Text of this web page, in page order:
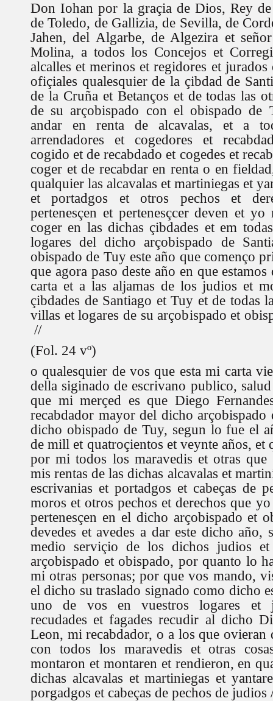
Don Iohan por la graçia de Dios, Rey
de Toledo, de Gallizia, de Sevilla, de
Jahen, del Algarbe, de Algezira et
Molina, a todos los Concejos et
alcalles et merinos et regidores et
ofiçiales qualesquier de la çibdad de
de la Cruña et Betanços et de todas las
de su arçobispado con el obispado de
andar en renta de alcavalas, et a
arrendadores et cogedores et
cogido et de recabdado et cogedes et
coger et de recabdar en renta o en
qualquier las alcavalas et martiniegas et
et portadgos et otros pechos et
pertenesçen et pertenesçcer deven et yo
coger en las dichas çibdades et em
logares del dicho arçobispado de
obispado de Tuy este año que començo
que agora paso deste año en que
carta et a las aljamas de los judios et
çibdades de Santiago et Tuy et de todas
villas et logares de su arçobispado et
//
(Fol. 24 vº)
o qualesquier de vos que esta mi carta
della siginado de escrivano publico, salud
que mi merçed es que Diego
recabdador mayor del dicho arçobispado
dicho obispado de Tuy, segun lo fue el
de mill et quatroçientos et veynte años, et
por mi todos los maravedis et otras que
mis rentas de las dichas alcavalas et
escrivanias et portadgos et cabeças de
moros et otros pechos et derechos que
pertenesçen en el dicho arçobispado et
devedes et avedes a dar este dicho año,
medio serviçio de los dichos judios
arçobispado et obispado, por quanto lo
mi otras personas; por que vos mando,
el dicho su traslado signado como dicho
uno de vos en vuestros logares et
recudades et fagades recudir al dicho
Leon, mi recabdador, o a los que ovieran
con todos los maravedis et otras
montaron et montaren et rendieron, en
dichas alcavalas et martiniegas et
porgadgos et cabeças de pechos de judios